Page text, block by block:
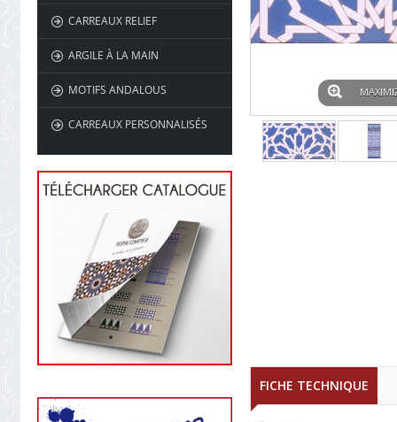
CARREAUX RELIEF
ARGILE À LA MAIN
MOTIFS ANDALOUS
CARREAUX PERSONNALISÉS
FICHE TECHNIQUE